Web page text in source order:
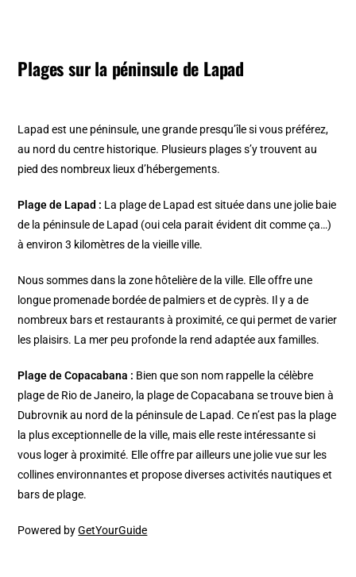
Plages sur la péninsule de Lapad
Lapad est une péninsule, une grande presqu’île si vous préférez,
au nord du centre historique. Plusieurs plages s’y trouvent au
pied des nombreux lieux d’hébergements.
Plage de Lapad : La plage de Lapad est située dans une jolie baie
de la péninsule de Lapad (oui cela parait évident dit comme ça…)
à environ 3 kilomètres de la vieille ville.
Nous sommes dans la zone hôtelière de la ville. Elle offre une
longue promenade bordée de palmiers et de cyprès. Il y a de
nombreux bars et restaurants à proximité, ce qui permet de varier
les plaisirs. La mer peu profonde la rend adaptée aux familles.
Plage de Copacabana : Bien que son nom rappelle la célèbre
plage de Rio de Janeiro, la plage de Copacabana se trouve bien à
Dubrovnik au nord de la péninsule de Lapad. Ce n’est pas la plage
la plus exceptionnelle de la ville, mais elle reste intéressante si
vous loger à proximité. Elle offre par ailleurs une jolie vue sur les
collines environnantes et propose diverses activités nautiques et
bars de plage.
Powered byGetYourGuide